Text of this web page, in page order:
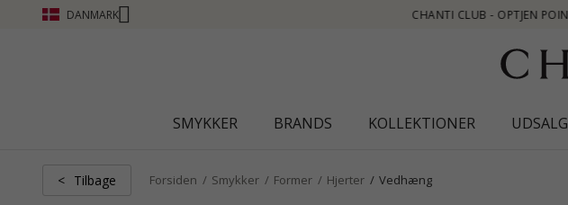
DANMARK
CHANTI CLUB - OPTJEN POINT SE MERE - KLIK HER
SMYKKER BRANDS KOLLEKTIONER UDSALG
< Tilbage Forsiden Smykker Former Hjerter Vedhæng